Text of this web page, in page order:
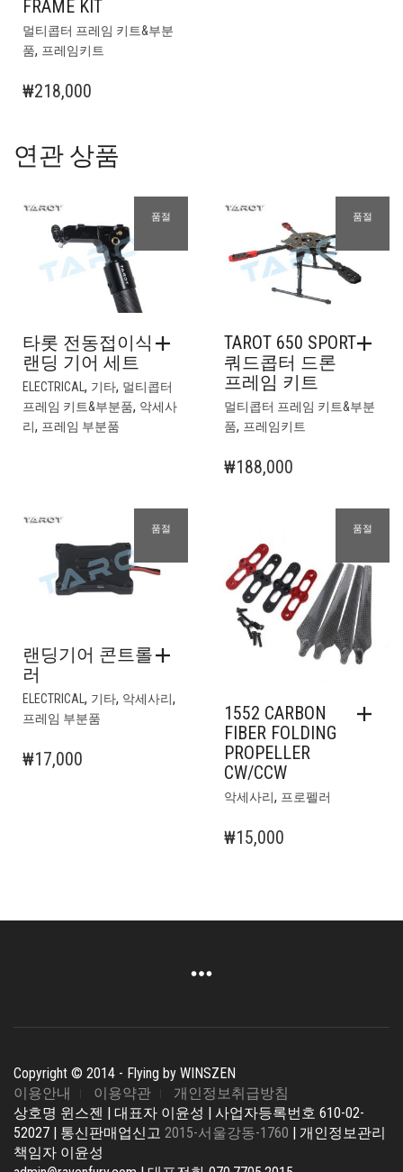
FRAME KIT
멀티콥터 프레임 키트&부분
품, 프레임키트
₩218,000
연관 상품
품절
타롯 전동접이식
랜딩 기어 세트
ELECTRICAL , 기타, 멀티콥터
프레임 키트&부분품, 악세사
리, 프레임 부분품
품절
TAROT 650 SPORT
쿼드콥터 드론
프레임 키트
멀티콥터 프레임 키트&부분
품, 프레임키트
₩188,000
품절
랜딩기어 콘트롤
러
ELECTRICAL , 기타, 악세사리,
프레임 부분품
₩17,000
품절
1552 CARBON
FIBER FOLDING
PROPELLER
CW/CCW
악세사리, 프로펠러
₩15,000
Copyright © 2014 - Flying by WINSZEN
이용안내
이용약관
개인정보취급방침
상호명 윈스젠 | 대표자 이윤성 | 사업자등록번호 610-02-
52027 | 통신판매업신고 2015-서울강동-1760 | 개인정보관리
책임자 이윤성